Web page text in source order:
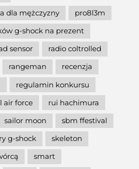
dla mężczyzny
pro8l3m
g-shock na prezent
sensor
radio coltrolled
rangeman
recenzja
regulamin konkursu
air force
rui hachimura
sailor moon
sbm ffestival
g-shock
skeleton
smart